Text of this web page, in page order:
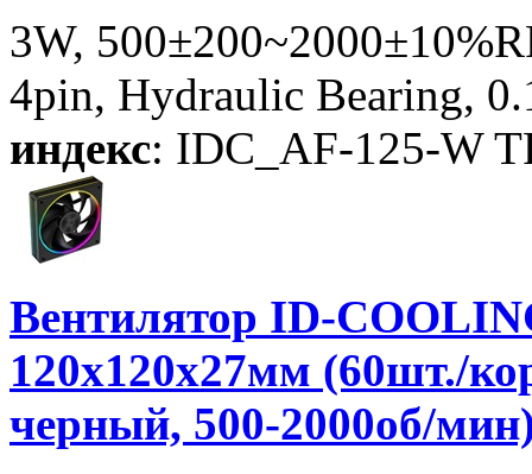
3W,
4pin, Hydraulic Bearing,
индекс: IDC_AF-125-W
Вентилятор ID-
120x120x27мм (60шт./
черный, 500-2000об/